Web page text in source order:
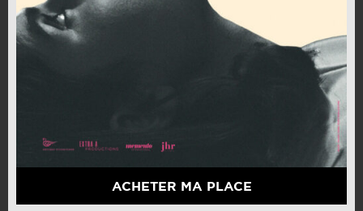
ACHETER MA PLACE